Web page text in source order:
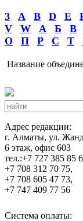
3 A B D E
V
W А Б В
О
П Р С Т
Название
Адрес редакции:
г. Алматы, ул.
6 этаж, офис 603
тел.:+7 727 385 85
+7 708 312 70 75,
+7 708 605 47 73,
+7 747 409 77 56
Система оплаты: